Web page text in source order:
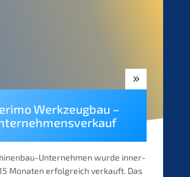
Werkzeug­bau –
Unter­­neh­­men wurde inner­
Monaten erfolg­reich verkauft. Das